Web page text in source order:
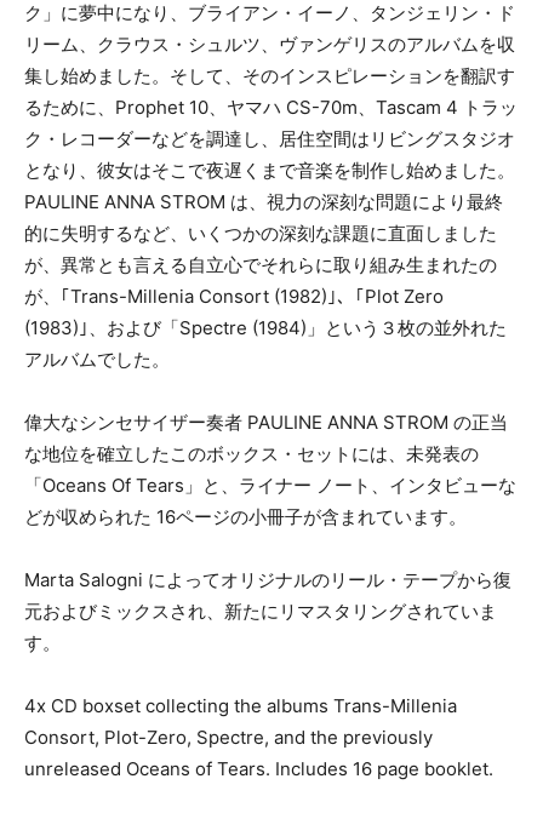
ク」に夢中になり、ブライアン・イーノ、タンジェリン・ド
リーム、クラウス・シュルツ、ヴァンゲリスのアルバムを収
集し始めました。そして、そのインスピレーションを翻訳す
るために、Prophet 10、ヤマハ CS-70m、Tascam 4 トラッ
ク・レコーダーなどを調達し、居住空間はリビングスタジオ
となり、彼女はそこで夜遅くまで音楽を制作し始めました。
PAULINE ANNA STROM は、視力の深刻な問題により最終
的に失明するなど、いくつかの深刻な課題に直面しました
が、異常とも言える自立心でそれらに取り組み生まれたの
が、｢Trans-Millenia Consort (1982)｣、｢Plot Zero
(1983)｣、および「Spectre (1984)」という３枚の並外れた
アルバムでした。
偉大なシンセサイザー奏者 PAULINE ANNA STROM の正当
な地位を確立したこのボックス・セットには、未発表の
「Oceans Of Tears」と、ライナー ノート、インタビューな
どが収められた 16ページの小冊子が含まれています。
Marta Salogni によってオリジナルのリール・テープから復
元およびミックスされ、新たにリマスタリングされていま
す。
4x CD boxset collecting the albums Trans-Millenia
Consort, Plot-Zero, Spectre, and the previously
unreleased Oceans of Tears. Includes 16 page booklet.